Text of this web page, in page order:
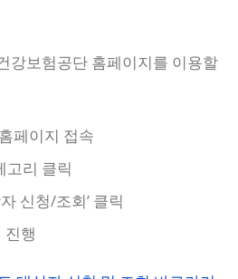
강보험공단 홈페이지를 이용할
페이지 접속
고리 클릭
신청/조회’ 클릭
진행